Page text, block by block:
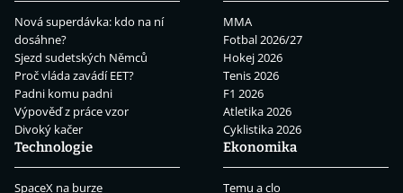
Nová superdávka: kdo na ní
dosáhne?
Sjezd sudetských Němců
Proč vláda zavádí EET?
Padni komu padni
Výpověď z práce vzor
Divoký kačer
MMA
Fotbal 2026/27
Hokej 2026
Tenis 2026
F1 2026
Atletika 2026
Cyklistika 2026
Technologie
SpaceX na burze
Ekonomika
Temu a clo